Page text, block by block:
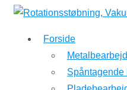
↓
hovedindhold
Forside